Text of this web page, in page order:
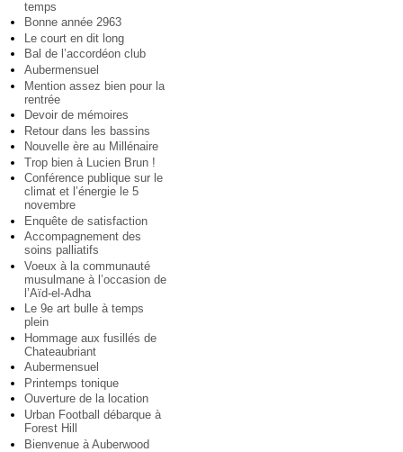
temps
Bonne année 2963
Le court en dit long
Bal de l’accordéon club
Aubermensuel
Mention assez bien pour la
rentrée
Devoir de mémoires
Retour dans les bassins
Nouvelle ère au Millénaire
Trop bien à Lucien Brun !
Conférence publique sur le
climat et l’énergie le 5
novembre
Enquête de satisfaction
Accompagnement des
soins palliatifs
Voeux à la communauté
musulmane à l’occasion de
l’Aïd-el-Adha
Le 9e art bulle à temps
plein
Hommage aux fusillés de
Chateaubriant
Aubermensuel
Printemps tonique
Ouverture de la location
Urban Football débarque à
Forest Hill
Bienvenue à Auberwood